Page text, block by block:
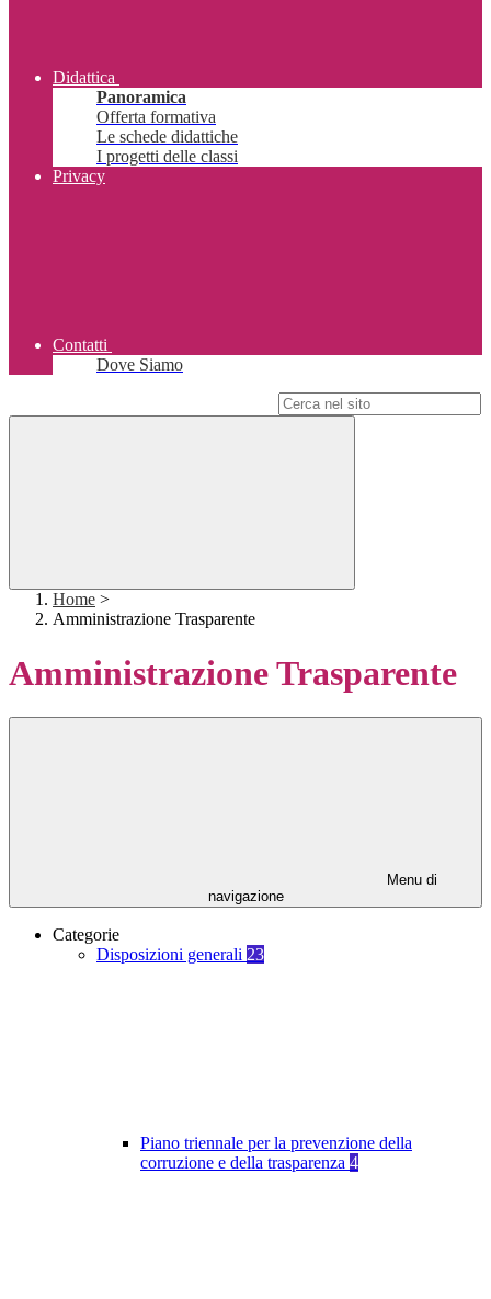
Didattica
Panoramica
Offerta formativa
Le schede didattiche
I progetti delle classi
Privacy
Contatti
Dove Siamo
Home >
Amministrazione Trasparente
Amministrazione Trasparente
Menu di
navigazione
Categorie
Disposizioni generali 23
Piano triennale per la prevenzione della
corruzione e della trasparenza 4